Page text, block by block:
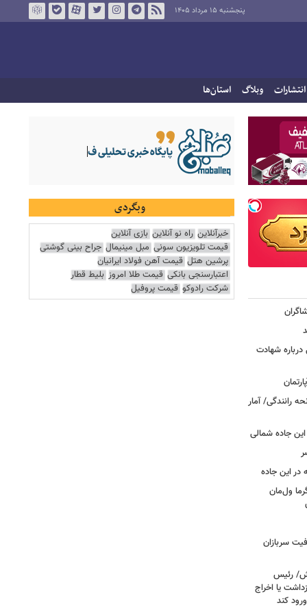
پنجشنبه ۱۵ مرداد ۱۴۰۵
انتشارات وبلاگ استان‌ها
شهادت
رانندگی/ آمار
جاده شمالی
ول‌مان
سربازان
رئیس
یا اخراج
کند
وبگردی
خبرآنلاین راه نو آنلاین بازی آنلاین
قیمت تلویزیون سونی مبل مینیمال جراح بینی گوشتی
پرشین هتل قیمت آهن فولاد ایرانیان
اعتبارسنجی بانکی قیمت طلا امروز بلیط قطار
شرکت رادوکو قیمت پروفیل